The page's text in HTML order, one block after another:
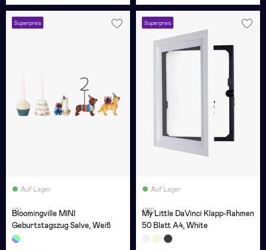
Superpreis
Auf Lager
(0)
Bloomingville MINI
Geburtstagszug Salve, Weiß
Superpreis
Auf Lager
(88)
My Little DaVinci Klapp-Rahmen
50 Blatt A4, White